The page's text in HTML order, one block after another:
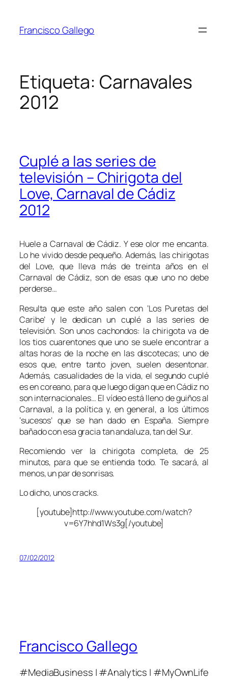
contenido
Francisco Gallego
Etiqueta: Carnavales
2012
Cuplé a las series de
televisión – Chirigota del
Love, Carnaval de Cádiz
2012
Huele a Carnaval de Cádiz. Y ese olor me encanta.
Lo he vivido desde pequeño. Además, las chirigotas
del Love, que lleva más de treinta años en el
Carnaval de Cádiz, son de esas que uno no debe
perderse…
Resulta que este año salen con ‘Los Puretas del
Caribe’ y le dedican un cuplé a las series de
televisión. Son unos cachondos: la chirigota va de
los tios cuarentones que uno se suele encontrar a
altas horas de la noche en las discotecas; uno de
esos que, entre tanto joven, suelen desentonar.
Además, casualidades de la vida, el segundo cuplé
es en coreano, para que luego digan que en Cádiz no
son internacionales… El vídeo está lleno de guiños al
Carnaval, a la política y, en general, a los últimos
‘sucesos’ que se han dado en España. Siempre
bañado con esa gracia tan andaluza, tan del Sur.
Recomiendo ver la chirigota completa, de 25
minutos, para que se entienda todo. Te sacará, al
menos, un par de sonrisas.
Lo dicho, unos cracks.
[youtube]http://www.youtube.com/watch?
v=6Y7hhd1Ws3g[/youtube]
07/02/2012
Francisco Gallego
#MediaBusiness | #Analytics | #MyOwnLife